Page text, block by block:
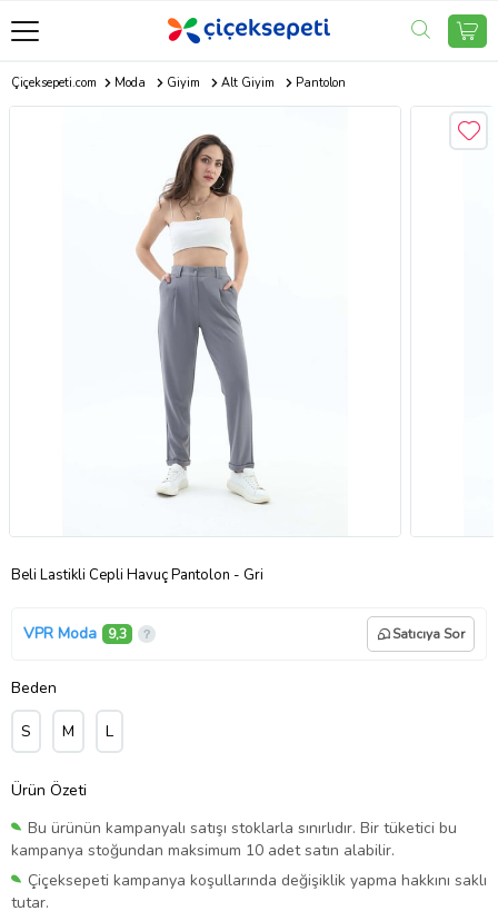
Çiçeksepeti.com Moda Giyim Alt Giyim Pantolon
Beli Lastikli Cepli Havuç Pantolon - Gri
VPR Moda 9,3 Satıcıya Sor
Beden
S M L
Ürün Özeti
Bu ürünün kampanyalı satışı stoklarla sınırlıdır. Bir tüketici bu
kampanya stoğundan maksimum 10 adet satın alabilir.
Çiçeksepeti kampanya koşullarında değişiklik yapma hakkını saklı
tutar.